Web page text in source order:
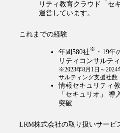
リティ教育クラウド「セ
運営しています。
これまでの経験
年間580社※ ・19年
リティコンサルテ
※2023年8月1日～2024
サルティング支援社数
情報セキュリティ
「セキュリオ」 導
突破
LRM株式会社の取り扱いサービ